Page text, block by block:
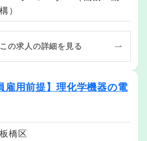
構）
この求人の詳細を見る
雇用前提】理化学機器の電
板橋区